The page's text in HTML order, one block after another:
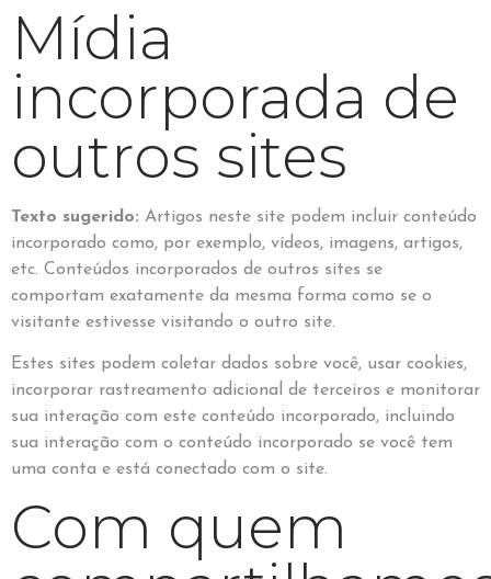
Mídia
incorporada de
outros sites
Texto sugerido: Artigos neste site podem incluir conteúdo
incorporado como, por exemplo, vídeos, imagens, artigos,
etc. Conteúdos incorporados de outros sites se
comportam exatamente da mesma forma como se o
visitante estivesse visitando o outro site.
Estes sites podem coletar dados sobre você, usar cookies,
incorporar rastreamento adicional de terceiros e monitorar
sua interação com este conteúdo incorporado, incluindo
sua interação com o conteúdo incorporado se você tem
uma conta e está conectado com o site.
Com quem